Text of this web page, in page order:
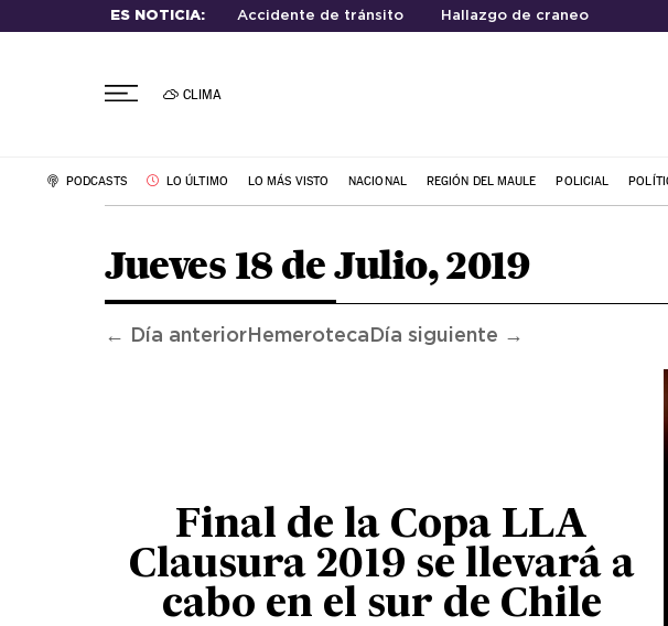
ES NOTICIA: Accidente de tránsito Hallazgo de craneo
CLIMA
PODCASTS LO ÚLTIMO LO MÁS VISTO NACIONAL REGIÓN DEL MAULE POLICIAL
Jueves 18 de Julio, 2019
← Día anteriorHemeroteca Día siguiente →
Final de la Copa LLA
Clausura 2019 se llevará a
cabo en el sur de Chile